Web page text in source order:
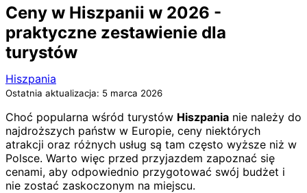
Ceny w Hiszpanii w 2026 -
praktyczne zestawienie dla
turystów
Hiszpania
Ostatnia aktualizacja: 5 marca 2026
Choć popularna wśród turystów Hiszpania nie należy do
najdroższych państw w Europie, ceny niektórych
atrakcji oraz różnych usług są tam często wyższe niż w
Polsce. Warto więc przed przyjazdem zapoznać się
cenami, aby odpowiednio przygotować swój budżet i
nie zostać zaskoczonym na miejscu.